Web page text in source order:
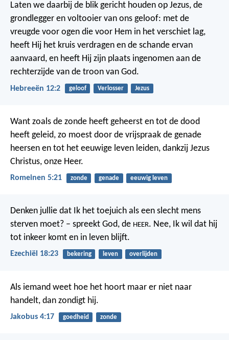
Laten we daarbij de blik gericht houden op Jezus, de
grondlegger en voltooier van ons geloof: met de
vreugde voor ogen die voor Hem in het verschiet lag,
heeft Hij het kruis verdragen en de schande ervan
aanvaard, en heeft Hij zijn plaats ingenomen aan de
rechterzijde van de troon van God.
Hebreeën 12:2 geloof Verlosser Jezus
Want zoals de zonde heeft geheerst en tot de dood
heeft geleid, zo moest door de vrijspraak de genade
heersen en tot het eeuwige leven leiden, dankzij Jezus
Christus, onze Heer.
Romeinen 5:21 zonde genade eeuwig leven
Denken jullie dat Ik het toejuich als een slecht mens
sterven moet? – spreekt God, de HEER. Nee, Ik wil dat hij
tot inkeer komt en in leven blijft.
Ezechiël 18:23 bekering leven overlijden
Als iemand weet hoe het hoort maar er niet naar
handelt, dan zondigt hij.
Jakobus 4:17 goedheid zonde